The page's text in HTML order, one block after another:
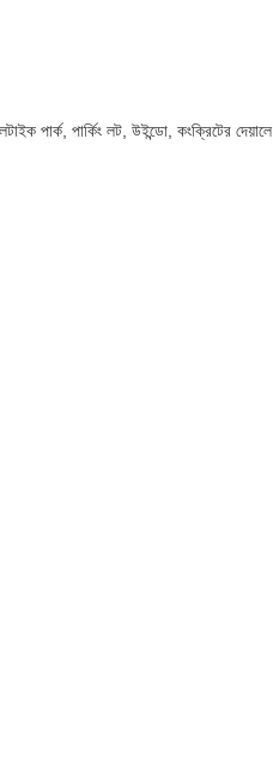
পার্ক, পার্কিং লট, উইন্ডো, কংক্রিটের দেয়ালে